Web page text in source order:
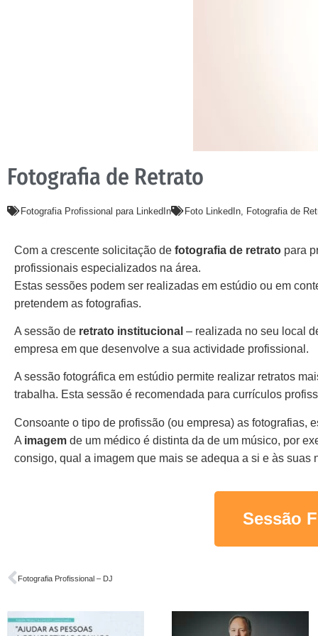
Fotografia de Retrato
Fotografia Profissional para LinkedIn Foto LinkedIn Fotografia de
Com a crescente solicitação de fotografia de retrato para
profissionais especializados na área.
Estas sessões podem ser realizadas em estúdio ou em
pretendem as fotografias.
A sessão de retrato institucional – realizada no seu local
empresa em que desenvolve a sua actividade profissional.
A sessão fotográfica em estúdio permite realizar retratos
trabalha. Esta sessão é recomendada para currículos
Consoante o tipo de profissão (ou empresa) as fotografias,
A imagem de um médico é distinta da de um músico, por
consigo, qual a imagem que mais se adequa a si e às suas
Sessão
Fotografia Profissional – DJ